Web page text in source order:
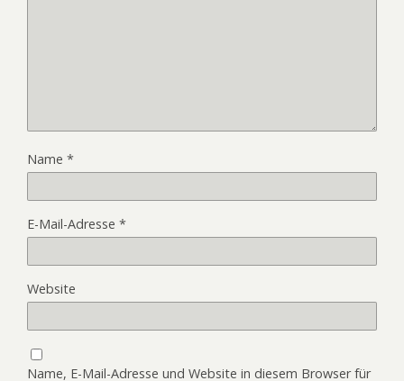
Name *
E-Mail-Adresse *
Website
Name, E-Mail-Adresse und Website in diesem Browser für